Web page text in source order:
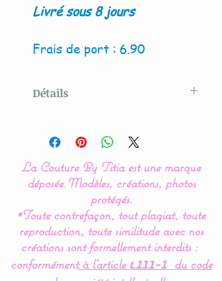
Livré sous 8 jours
Frais de port : 6.90
Détails
By Titia
La housse de matelas à
langer est indispensable
pour la protection de votre
tapis à langer et le confort
de bébé.
La Couture By Titia est une marque
déposée.Modèles, créations, photos
protégés.
*Toute contrefaçon, tout plagiat, toute
reproduction, toute similitude avec nos
créations sont formellement interdits :
conformémentà l’article L111-1
du code